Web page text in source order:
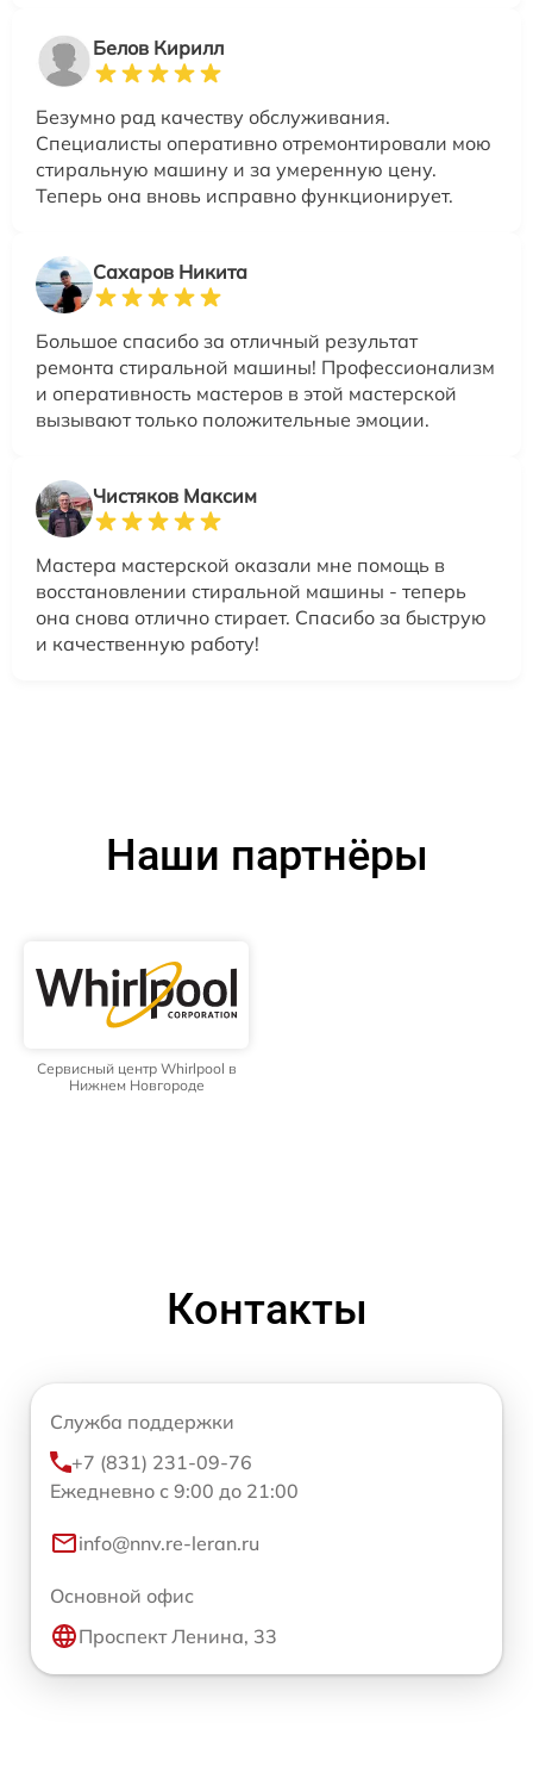
Белов Кирилл
Безумно рад качеству обслуживания.
Специалисты оперативно отремонтировали мою
стиральную машину и за умеренную цену.
Теперь она вновь исправно функционирует.
Сахаров Никита
Большое спасибо за отличный результат
ремонта стиральной машины! Профессионализм
и оперативность мастеров в этой мастерской
вызывают только положительные эмоции.
Чистяков Максим
Мастера мастерской оказали мне помощь в
восстановлении стиральной машины - теперь
она снова отлично стирает. Спасибо за быструю
и качественную работу!
Наши партнёры
Сервисный центр Whirlpool в
Нижнем Новгороде
Контакты
Служба поддержки
+7 (831) 231-09-76
Ежедневно с 9:00 до 21:00
info@nnv.re-leran.ru
Основной офис
Проспект Ленина, 33